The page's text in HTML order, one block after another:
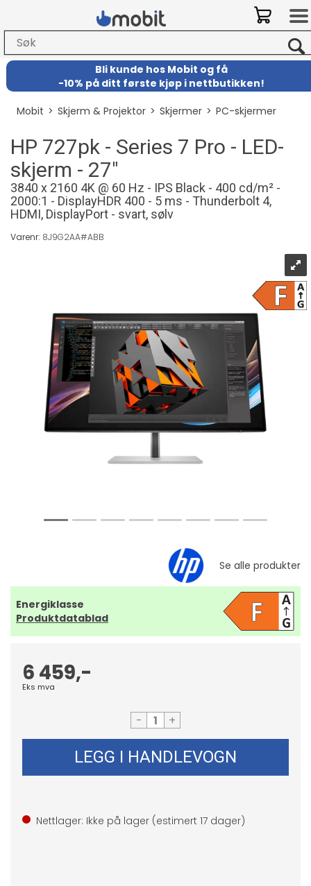
Bli kunde hos Mobit og få
-10% på ditt første kjøp i nettbutikken!
Mobit>Skjerm & Projektor>Skjermer>PC-skjermer
HP 727pk - Series 7 Pro - LED-
skjerm - 27"
3840 x 2160 4K @ 60 Hz - IPS Black - 400 cd/m² -
2000:1 - DisplayHDR 400 - 5 ms - Thunderbolt 4,
HDMI, DisplayPort - svart, sølv
Varenr: 8J9G2AA#ABB
Energiklasse
Produktdatablad
6 459,-
Eks mva
- +
LEGG I HANDLEVOGN
Nettlager: Ikke på lager (estimert 17 dager)